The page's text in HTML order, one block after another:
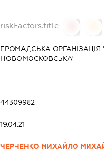
riskFactors.title
ГРОМАДСЬКА ОРГАНІЗАЦІЯ
НОВОМОСКОВСЬКА"
-
44309982
19.04.21
ЧЕРНЕНКО МИХАЙЛО